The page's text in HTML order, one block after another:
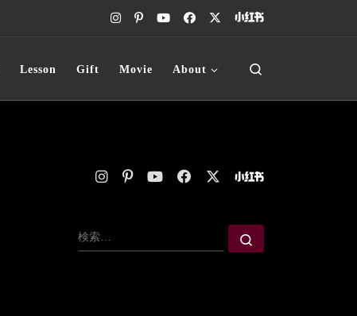
Lesson Gift Movie About
検索